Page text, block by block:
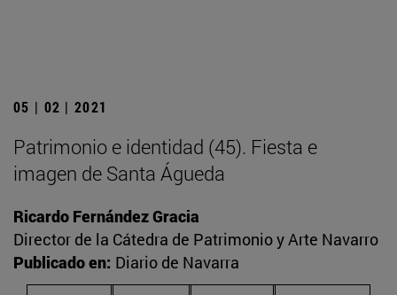
05 | 02 | 2021
Patrimonio e identidad (45). Fiesta e
imagen de Santa Águeda
Ricardo Fernández Gracia
Director de la Cátedra de Patrimonio y Arte Navarro
Publicado en: Diario de Navarra